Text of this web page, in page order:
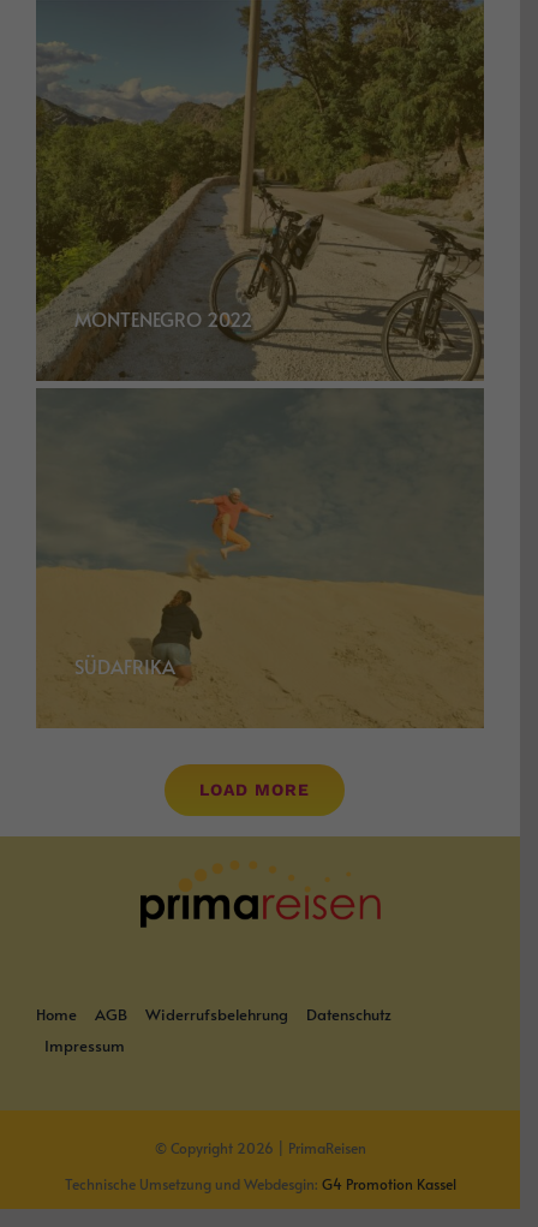
MONTENEGRO 2022
SÜDAFRIKA
LOAD MORE
Home AGB Widerrufsbelehrung
Datenschutz
Impressum
© Copyright 2026 | PrimaReisen
Technische Umsetzung und Webdesgin: G4 Promotion Kassel